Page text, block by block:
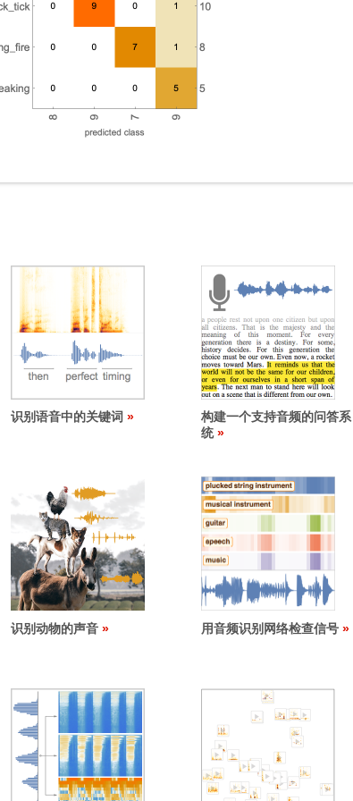
识别语音中的关键词
构建一个支持音频的问答系
统
识别动物的声音 用音频识别网络检查信号